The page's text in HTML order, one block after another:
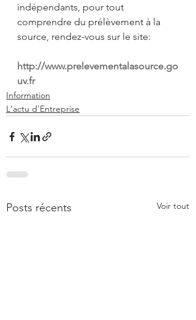
indépendants, pour tout
comprendre du prélèvement à la
source, rendez-vous sur le site:
http://www.prelevementalasource.go
uv.fr
Information
L'actu d'Entreprise
Posts récents Voir tout